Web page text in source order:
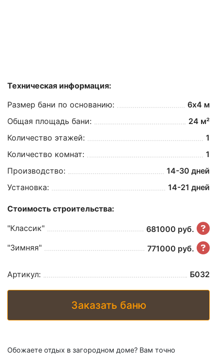
Техническая информация:
Размер бани по основанию:
6х4 м
Общая площадь бани:
24 м²
Количество этажей:
1
Количество комнат:
1
Производство:
14-30 дней
Установка:
14-21 дней
Стоимость строительства:
"Классик"
681000 руб.
"Зимняя"
771000 руб.
Артикул: Б032
Заказать баню
Обожаете отдых в загородном доме? Вам точно